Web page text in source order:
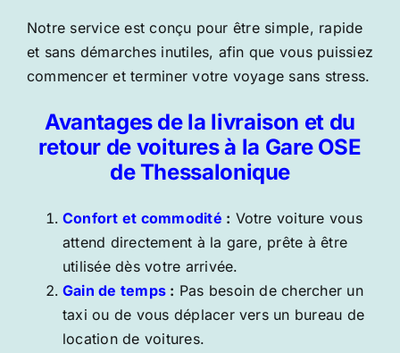
Notre service est conçu pour être simple, rapide
et sans démarches inutiles, afin que vous puissiez
commencer et terminer votre voyage sans stress.
Avantages de la livraison et du
retour de voitures à la Gare OSE
de Thessalonique
Confort et commodité : Votre voiture vous
attend directement à la gare, prête à être
utilisée dès votre arrivée.
Gain de temps : Pas besoin de chercher un
taxi ou de vous déplacer vers un bureau de
location de voitures.